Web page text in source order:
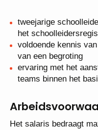
tweejarige
in het
voldoende kennis
van een begroting
ervaring met het
teams binnen het
Het salaris bedraagt